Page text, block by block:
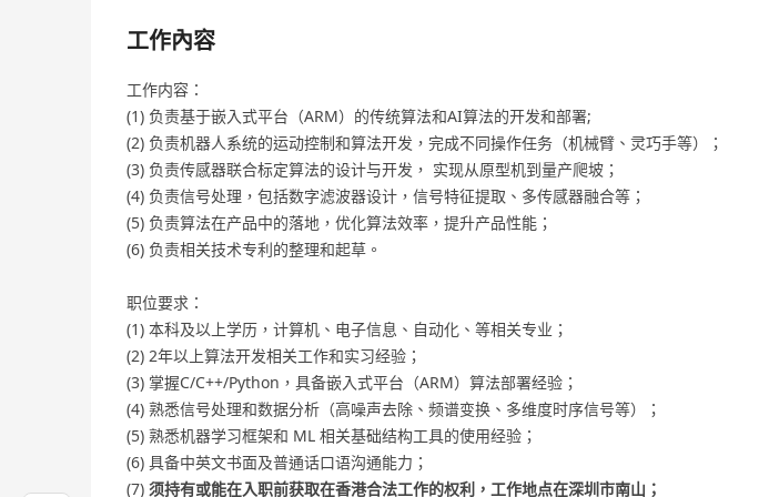
工作內容
工作内容：
(1) 负责基于嵌入式平台（ARM）的传统算法和AI算法的开发和部署;
(2) 负责机器人系统的运动控制和算法开发，完成不同操作任务（机械臂、灵巧手等）；
(3) 负责传感器联合标定算法的设计与开发， 实现从原型机到量产爬坡；
(4) 负责信号处理，包括数字滤波器设计，信号特征提取、多传感器融合等；
(5) 负责算法在产品中的落地，优化算法效率，提升产品性能；
(6) 负责相关技术专利的整理和起草。
职位要求：
(1) 本科及以上学历，计算机、电子信息、自动化、等相关专业；
(2) 2年以上算法开发相关工作和实习经验；
(3) 掌握C/C++/Python，具备嵌入式平台（ARM）算法部署经验；
(4) 熟悉信号处理和数据分析（高噪声去除、频谱变换、多维度时序信号等）；
(5) 熟悉机器学习框架和 ML 相关基础结构工具的使用经验；
(6) 具备中英文书面及普通话口语沟通能力；
(7) 须持有或能在入职前获取在香港合法工作的权利，工作地点在深圳市南山；